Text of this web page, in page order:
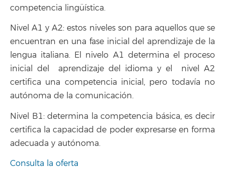
competencia lingüística.
Nivel A1 y A2: estos niveles son para aquellos que se
encuentran en una fase inicial del aprendizaje de la
lengua italiana. El nivelo A1 determina el proceso
inicial del aprendizaje del idioma y el nivel A2
certifica una competencia inicial, pero todavía no
autónoma de la comunicación.
Nivel B1: determina la competencia básica, es decir
certifica la capacidad de poder expresarse en forma
adecuada y autónoma.
Consulta la oferta